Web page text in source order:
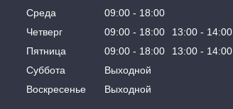
Среда
09:00
18:00
Четверг
09:00 18:00 13:00
14:00
Пятница
09:00 18:00 13:00
14:00
Суббота
Выходной
Воскресенье
Выходной